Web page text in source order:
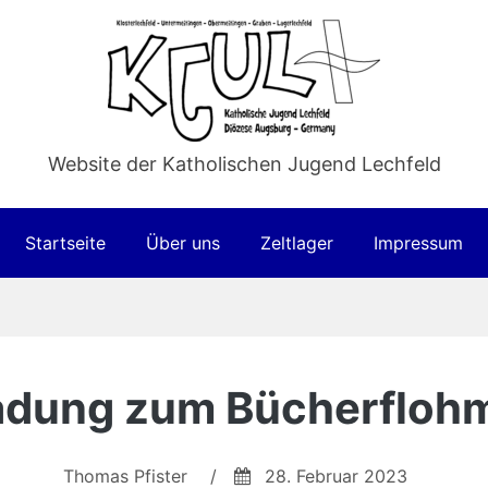
Website der Katholischen Jugend Lechfeld
Startseite Über uns Zeltlager Impressum
zum
Thomas Pfister / 28. Februar 2023